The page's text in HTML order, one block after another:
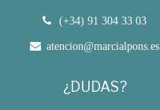
(+34) 91 304 33 03
atencion@marcialpons.es
¿DUDAS?